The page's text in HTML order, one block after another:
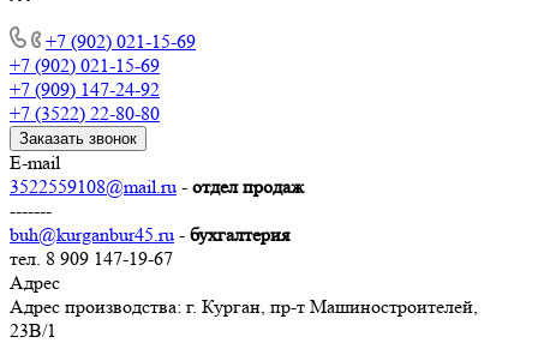
+7 (902) 021-15-69
+7 (902) 021-15-69
+7 (909) 147-24-92
+7 (3522) 22-80-80
Заказать звонок
E-mail
3522559108@mail.ru - отдел продаж
-------
buh@kurganbur45.ru - бухгалтерия
тел. 8 909 147-19-67
Адрес
Адрес производства: г. Курган, пр-т Машиностроителей,
23В/1